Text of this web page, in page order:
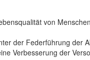
von
der Federführung der
Verbesserung der